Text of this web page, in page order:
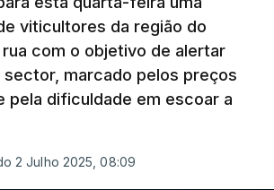
viticultores da região do
rua com o objetivo de alertar
sector, marcado pelos preços
pela dificuldade em escoar a
2 Julho 2025, 08:09